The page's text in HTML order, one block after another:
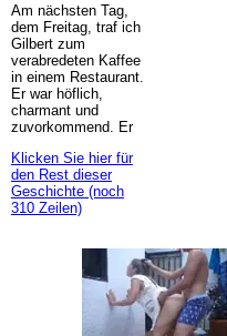
Am nächsten Tag,
dem Freitag, traf ich
Gilbert zum
verabredeten Kaffee
in einem Restaurant.
Er war höflich,
charmant und
zuvorkommend. Er
Klicken Sie hier für
den Rest dieser
Geschichte (noch
310 Zeilen)